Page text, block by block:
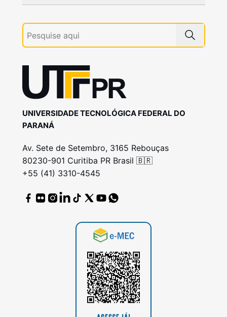
UNIVERSIDADE TECNOLÓGICA FEDERAL DO
PARANÁ
Av. Sete de Setembro, 3165 Rebouças
80230-901 Curitiba PR Brasil 🇧🇷
+55 (41) 3310-4545